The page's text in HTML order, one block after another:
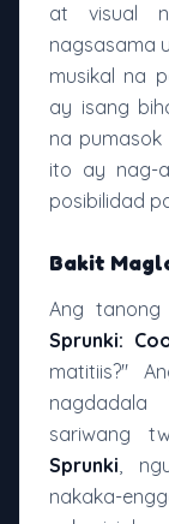
at visual
nagsasama
musikal na
ay isang
na
ito ay nag-
posibilidad
Bakit
Ang
Sprunki:
matitiis?"
sariwang
Sprunki,
nakaka-